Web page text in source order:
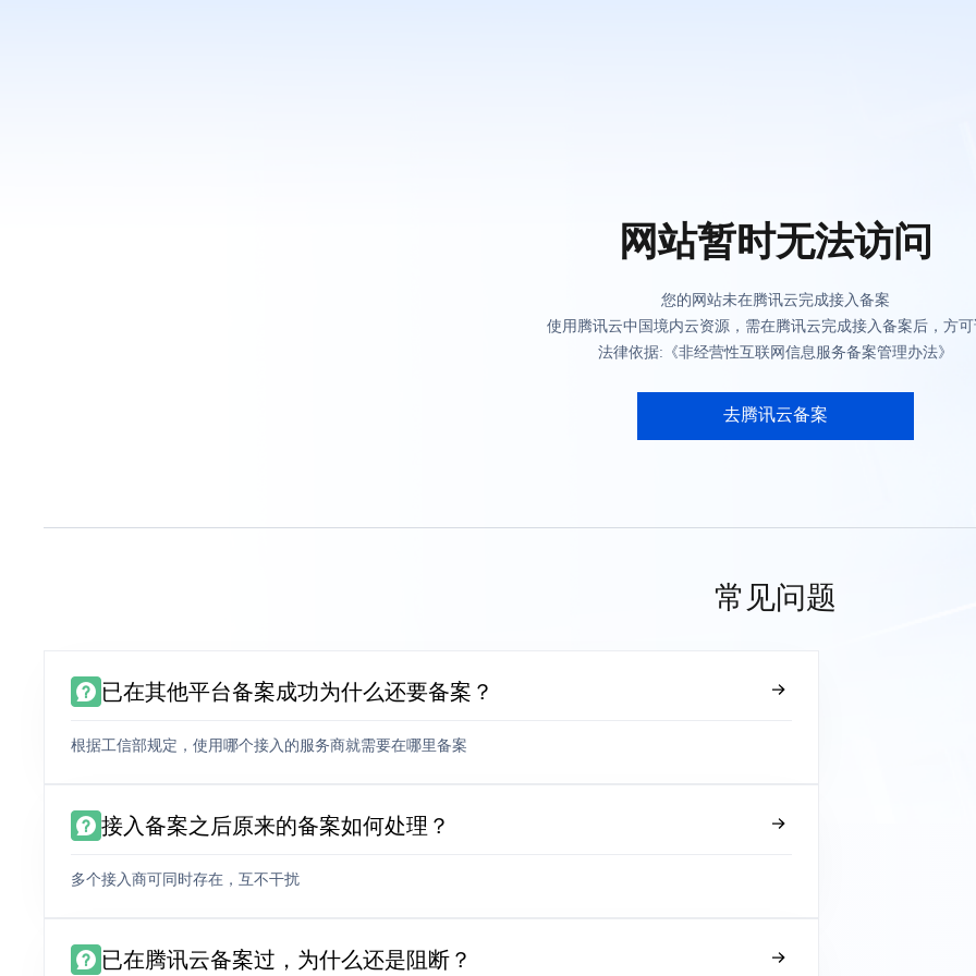
网站暂时无法访问
您的网站未在腾讯云完成接入备案
使用腾讯云中国境内云资源，需在腾讯云完成接入备案后，方
法律依据:《非经营性互联网信息服务备案管理办法》
去腾讯云备案
常见问题
已在其他平台备案成功为什么还要备案？
根据工信部规定，使用哪个接入的服务商就需要在哪里备案
接入备案之后原来的备案如何处理？
多个接入商可同时存在，互不干扰
已在腾讯云备案过，为什么还是阻断？